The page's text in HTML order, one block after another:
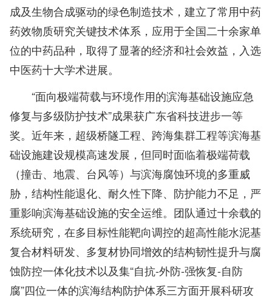
成及生物合成驱动的绿色制造技术，建立了常用中药
药效物质研究关键技术体系，应用于全国二十余家单
位的中药品种，取得了显著的经济和社会效益，入选
中医药十大学术进展。
“面向极端荷载与环境作用的滨海基础设施应急
修复与多级防护技术”成果获广东省科技进步一等
奖。近年来，超级桥隧工程、跨海集群工程等滨海基
础设施建设规模高速发展，但同时面临着极端荷载
（撞击、地震、台风等）与滨海腐蚀环境的多重威
胁，结构性能退化、耐久性下降、防护能力不足，严
重影响滨海基础设施的安全运维。团队通过十余载的
系统研究，在多目标性能靶向调控的超高性能水泥基
复合材料研发、多复材协同增效的结构韧性提升与腐
蚀防控一体化技术以及集“自抗-外防-强恢复-自防
腐”四位一体的滨海结构防护体系三方面开展科研攻